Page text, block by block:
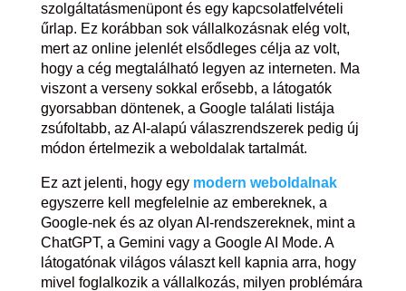
szolgáltatásmenüpont és egy kapcsolatfelvételi
űrlap. Ez korábban sok vállalkozásnak elég volt,
mert az online jelenlét elsődleges célja az volt,
hogy a cég megtalálható legyen az interneten. Ma
viszont a verseny sokkal erősebb, a látogatók
gyorsabban döntenek, a Google találati listája
zsúfoltabb, az AI-alapú válaszrendszerek pedig új
módon értelmezik a weboldalak tartalmát.
Ez azt jelenti, hogy egy modern weboldalnak
egyszerre kell megfelelnie az embereknek, a
Google-nek és az olyan AI-rendszereknek, mint a
ChatGPT, a Gemini vagy a Google AI Mode. A
látogatónak világos választ kell kapnia arra, hogy
mivel foglalkozik a vállalkozás, milyen problémára